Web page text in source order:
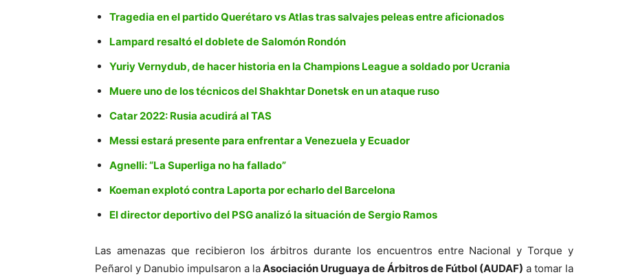
Tragedia en el partido Querétaro vs Atlas tras salvajes peleas entre aficionados
Lampard resaltó el doblete de Salomón Rondón
Yuriy Vernydub, de hacer historia en la Champions League a soldado por Ucrania
Muere uno de los técnicos del Shakhtar Donetsk en un ataque ruso
Catar 2022: Rusia acudirá al TAS
Messi estará presente para enfrentar a Venezuela y Ecuador
Agnelli: “La Superliga no ha fallado”
Koeman explotó contra Laporta por echarlo del Barcelona
El director deportivo del PSG analizó la situación de Sergio Ramos
Las amenazas que recibieron los árbitros durante los encuentros entre Nacional y Torque y
Peñarol y Danubio impulsaron a laAsociación Uruguaya de Árbitros de Fútbol (AUDAF) a tomar la